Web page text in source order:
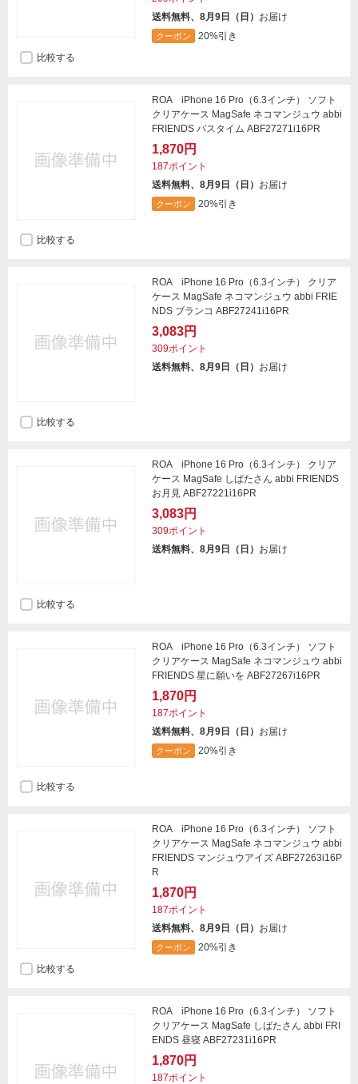
送料無料、8月9日（日） お届け
クーポン
20%引き
比較する
ROA iPhone 16 Pro（6.3インチ） ソフト
クリアケース MagSafe ネコマンジュウ abbi
FRIENDS バスタイム ABF27271i16PR
1,870円
187ポイント
送料無料、8月9日（日） お届け
クーポン 20%引き
比較する
ROA iPhone 16 Pro（6.3インチ） クリア
ケース MagSafe ネコマンジュウ abbi FRIE
NDS ブランコ ABF27241i16PR
3,083円
309ポイント
送料無料、8月9日（日） お届け
比較する
ROA iPhone 16 Pro（6.3インチ） クリア
ケース MagSafe しばたさん abbi FRIENDS
お月見 ABF27221i16PR
3,083円
309ポイント
送料無料、8月9日（日） お届け
比較する
ROA iPhone 16 Pro（6.3インチ） ソフト
クリアケース MagSafe ネコマンジュウ abbi
FRIENDS 星に願いを ABF27267i16PR
1,870円
187ポイント
送料無料、8月9日（日） お届け
クーポン 20%引き
比較する
ROA iPhone 16 Pro（6.3インチ） ソフト
クリアケース MagSafe ネコマンジュウ abbi
FRIENDS マンジュウアイズ ABF27263i16P
R
1,870円
187ポイント
送料無料、8月9日（日） お届け
クーポン
20%引き
比較する
ROA iPhone 16 Pro（6.3インチ） ソフト
クリアケース MagSafe しばたさん abbi FRI
ENDS 昼寝 ABF27231i16PR
1,870円
187ポイント